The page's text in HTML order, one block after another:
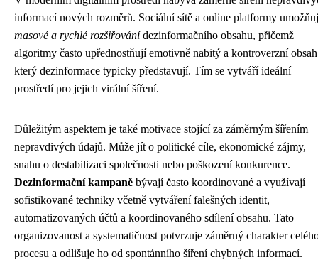
informací nových rozměrů. Sociální sítě a online platformy
masové a rychlé rozšiřovánídezinformačního obsahu, přičemž
algoritmy často upřednostňují emotivně nabitý a kontroverzní
který dezinformace typicky představují. Tím se vytváří ideální
prostředí pro jejich virální šíření.
Důležitým aspektem je také motivace stojící za záměrným šířením
nepravdivých údajů. Může jít o politické cíle, ekonomické zájmy,
snahu o destabilizaci společnosti nebo poškození konkurence.
Dezinformační kampaně bývají často koordinované a využívají
sofistikované techniky včetně vytváření falešných identit,
automatizovaných účtů a koordinovaného sdílení obsahu. Tato
organizovanost a systematičnost potvrzuje záměrný charakter
procesu a odlišuje ho od spontánního šíření chybných informací.